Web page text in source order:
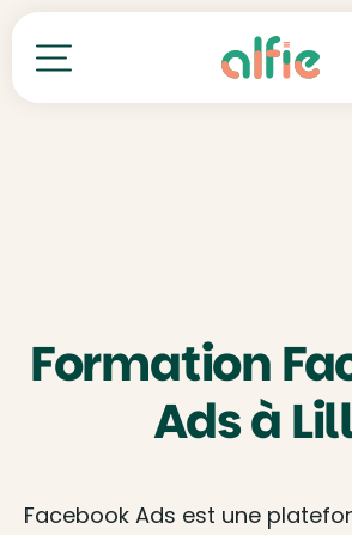
Toutes nos formations
Formation
Ads à
Facebook Ads est une